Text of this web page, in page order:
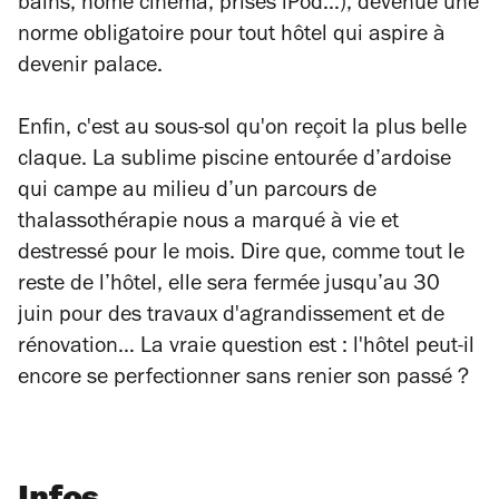
bains, home cinéma, prises iPod…), devenue une
norme obligatoire pour tout hôtel qui aspire à
devenir palace.
Enfin, c'est au sous-sol qu'on reçoit la plus belle
claque. La sublime piscine entourée d’ardoise
qui campe au milieu d’un parcours de
thalassothérapie nous a marqué à vie et
destressé pour le mois. Dire que, comme tout le
reste de l’hôtel, elle sera fermée jusqu’au 30
juin pour des travaux d'agrandissement et de
rénovation… La vraie question est : l'hôtel peut-il
encore se perfectionner sans renier son passé ?